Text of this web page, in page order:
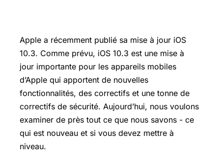
Apple a récemment publié sa mise à jour iOS
10.3. Comme prévu, iOS 10.3 est une mise à
jour importante pour les appareils mobiles
d’Apple qui apportent de nouvelles
fonctionnalités, des correctifs et une tonne de
correctifs de sécurité. Aujourd’hui, nous voulons
examiner de près tout ce que nous savons - ce
qui est nouveau et si vous devez mettre à
niveau.